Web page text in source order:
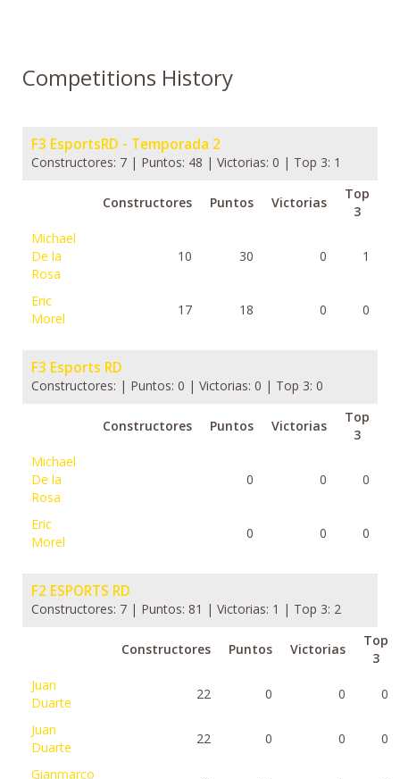
Competitions History
F3 EsportsRD - Temporada 2
Constructores: 7 | Puntos: 48 | Victorias: 0 | Top 3: 1
Constructores Puntos Victorias
Top
3
Michael
De la
Rosa
10 30 0 1
Eric
Morel
17 18 0 0
F3 Esports RD
Constructores: | Puntos: 0 | Victorias: 0 | Top 3: 0
Constructores Puntos Victorias
Top
3
Michael
De la
Rosa
0 0 0
Eric
Morel
0 0 0
F2 ESPORTS RD
Constructores: 7 | Puntos: 81 | Victorias: 1 | Top 3: 2
Constructores Puntos Victorias
Top
3
Juan
Duarte
22 0 0 0
Juan
Duarte
22 0 0 0
Gianmarco